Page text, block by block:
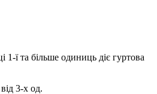
ї та більше одиниць діє гуртова
3-х од.